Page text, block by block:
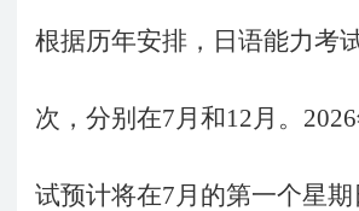
根据历年安排，日语能力考
次，分别在7 月和12 月。 2026
试预计将在7 月的第一个星期